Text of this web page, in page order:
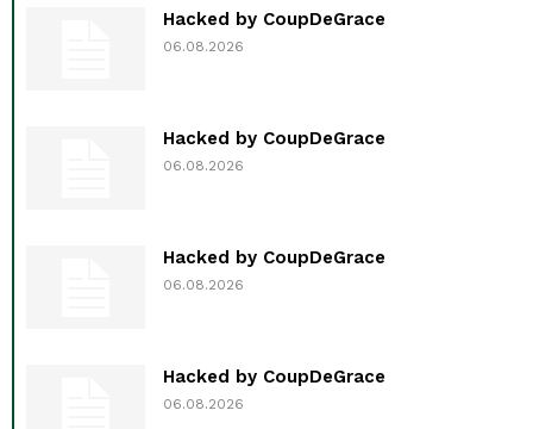
Hacked by CoupDeGrace
06.08.2026
Hacked by CoupDeGrace
06.08.2026
Hacked by CoupDeGrace
06.08.2026
Hacked by CoupDeGrace
06.08.2026